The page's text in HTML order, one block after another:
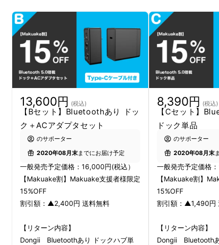
利便性を考え、一体型ではなくドックとACア
ダプターは取り外しができるように設計。
13,600円 (税込)
【Bセット】Bluetoothあり ドッ
ク＋ACアダプタセット
のサポーター
2020年08月末までにお届け予定
一般発売予定価格：16,000円(税込）
【Makuake割】Makuake支援者様限定
15%OFF
割引額：▲2,400円 送料無料
【リターン内容】
Dongii Bluetoothあり ドックハブ単
8,390円 (税込)
【Cセット】
ドック単品
のサポーター
2020年08月末
一般発売予定価格
【Makuake割】
15%OFF
割引額：▲1,490円
【リターン内容】
Dongii Bluetooth